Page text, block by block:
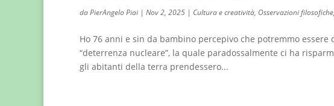
daPierAngelo Piai | Nov 2, 2025 | Cultura e creatività, Osservazioni filosofiche,
Ho 76 anni e sin da bambino percepivo che potremmo
“deterrenza nucleare”, la quale paradossalmente ci ha
gli abitanti della terra prendessero...